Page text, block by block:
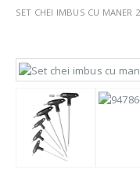
SET CHEI IMBUS CU MANER